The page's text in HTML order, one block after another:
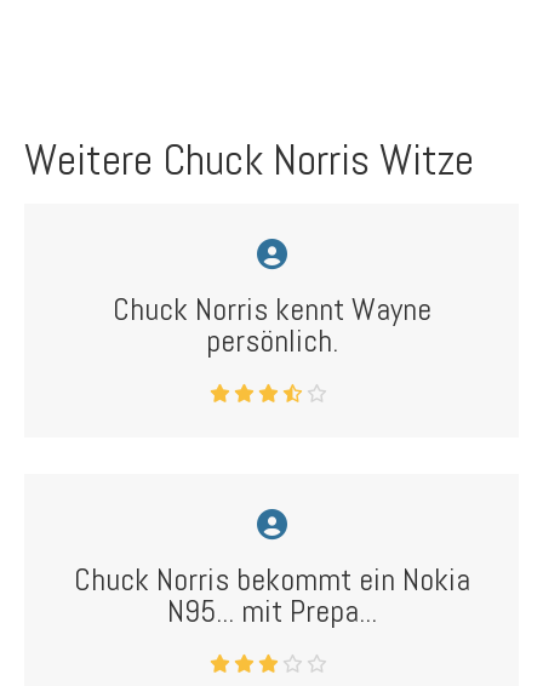
Weitere Chuck Norris Witze
Chuck Norris kennt Wayne
persönlich.
Chuck Norris bekommt ein Nokia
N95... mit Prepa...